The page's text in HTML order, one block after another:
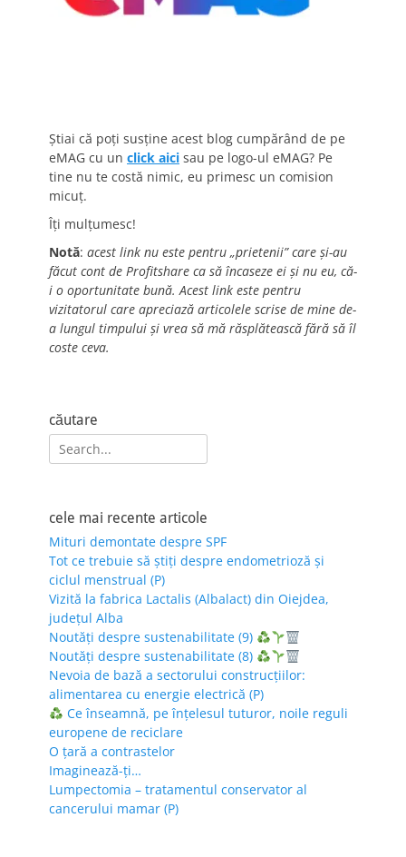
Știai că poți susține acest blog cumpărând de pe
eMAG cu un click aici sau pe logo-ul eMAG? Pe
tine nu te costă nimic, eu primesc un comision
micuț.
Îți mulțumesc!
Notă: acest link nu este pentru „prietenii” care și-au
făcut cont de Profitshare ca să încaseze ei și nu eu, că-
i o oportunitate bună. Acest link este pentru
vizitatorul care apreciază articolele scrise de mine de-
a lungul timpului și vrea să mă răsplătească fără să îl
coste ceva.
căutare
Search
for:
cele mai recente articole
Mituri demontate despre SPF
Tot ce trebuie să știți despre endometrioză și
ciclul menstrual (P)
Vizită la fabrica Lactalis (Albalact) din Oiejdea,
județul Alba
Noutăți despre sustenabilitate (9)
Noutăți despre sustenabilitate (8)
Nevoia de bază a sectorului construcțiilor:
alimentarea cu energie electrică (P)
Ce înseamnă, pe înțelesul tuturor, noile reguli
europene de reciclare
O țară a contrastelor
Imaginează-ți…
Lumpectomia – tratamentul conservator al
cancerului mamar (P)